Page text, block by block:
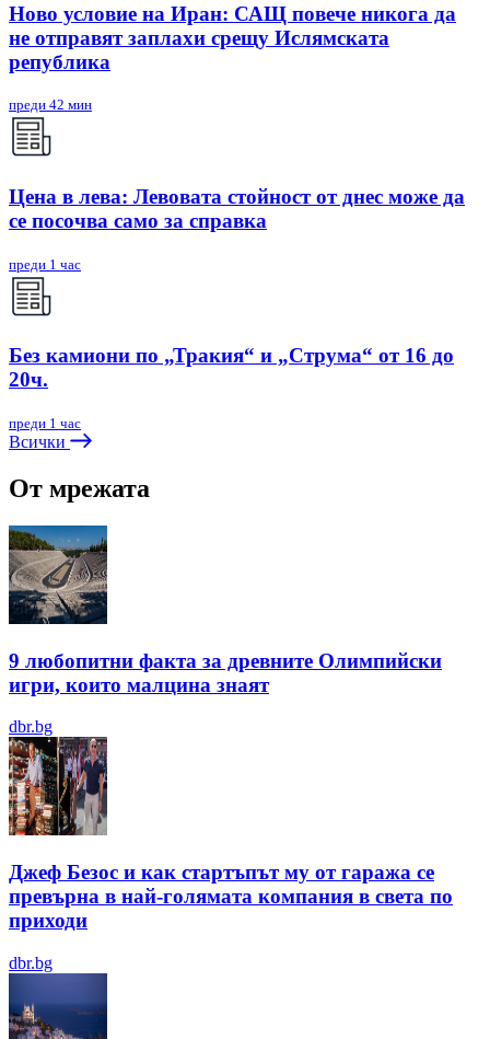
Ново условие на Иран: САЩ повече никога да
не отправят заплахи срещу Ислямската
република
преди 42 мин
Цена в лева: Левовата стойност от днес може да
се посочва само за справка
преди 1 час
Без камиони по „Тракия“ и „Струма“ от 16 до
20ч.
преди 1 час
Всички
От мрежата
9 любопитни факта за древните Олимпийски
игри, които малцина знаят
dbr.bg
Джеф Безос и как стартъпът му от гаража се
превърна в най-голямата компания в света по
приходи
dbr.bg